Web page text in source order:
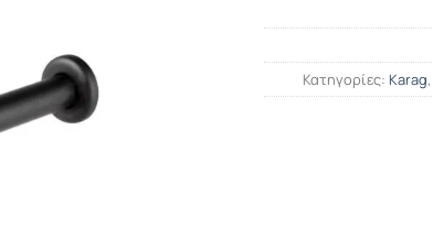
Κατηγορίες: Karag,